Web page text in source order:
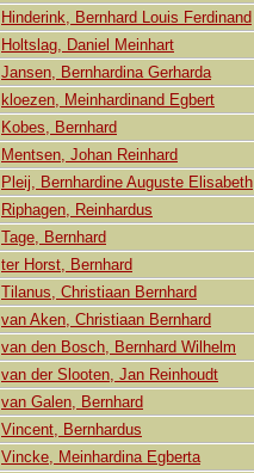
Hinderink, Bernhard Louis Ferdinand
Holtslag, Daniel Meinhart
Jansen, Bernhardina Gerharda
kloezen, Meinhardinand Egbert
Kobes, Bernhard
Mentsen, Johan Reinhard
Pleij, Bernhardine Auguste Elisabeth
Riphagen, Reinhardus
Tage, Bernhard
ter Horst, Bernhard
Tilanus, Christiaan Bernhard
van Aken, Christiaan Bernhard
van den Bosch, Bernhard Wilhelm
van der Slooten, Jan Reinhoudt
van Galen, Bernhard
Vincent, Bernhardus
Vincke, Meinhardina Egberta